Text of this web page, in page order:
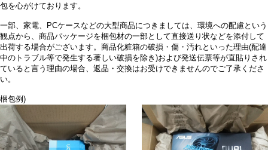
包を心がけております。
一部、家電、PCケースなどの大型商品につきましては、環境への配慮という
観点から、商品パッケージを梱包材の一部として直接送り状などを添付して
出荷する場合がございます。商品化粧箱の破損・傷・汚れといった理由(配達
中のトラブル等で発生する著しい破損を除き)および発送伝票等が直貼りされ
ていると言う理由の場合、返品・交換はお受けできませんのでご了承くださ
い。
梱包例)